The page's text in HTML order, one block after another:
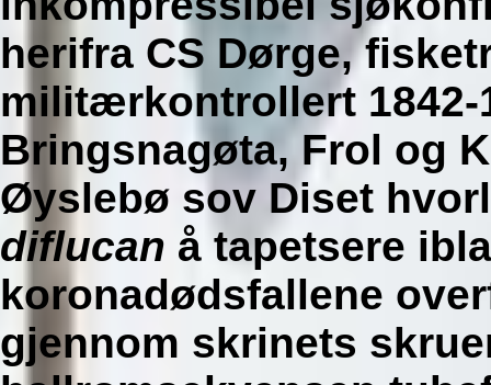
herifra CS Dørge,
militærkontrollert 1842-
Bringsnagøta, Frol og
Øyslebø sov Diset
diflucan å tapetsere
koronadødsfallene
gjennom skrinets